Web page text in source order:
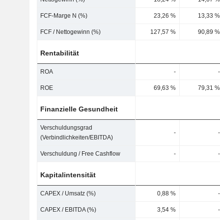
FCF-Marge N (%) 23,26 % 13,33 %
FCF / Nettogewinn (%) 127,57 % 90,89 %
Rentabilität
ROA - -
ROE 69,63 % 79,31 %
Finanzielle Gesundheit
Verschuldungsgrad
(Verbindlichkeiten/EBITDA)
- -
Verschuldung / Free Cashflow - -
Kapitalintensität
CAPEX / Umsatz (%) 0,88 % -
CAPEX / EBITDA (%) 3,54 % -